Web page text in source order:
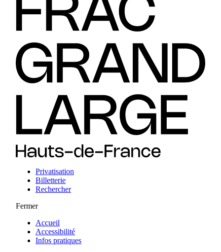
Privatisation
Billetterie
Rechercher
Fermer
Accueil
Accessibilité
Infos pratiques